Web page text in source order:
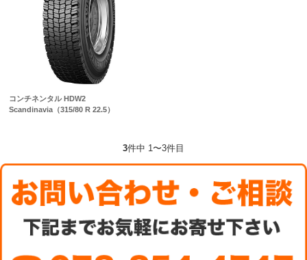
コンチネンタル HDW2
Scandinavia（315/80 R 22.5）
3件中 1〜3件目